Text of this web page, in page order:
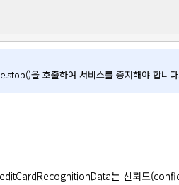
을 호출하여 서비스를 중지해야 합니
는 신뢰도